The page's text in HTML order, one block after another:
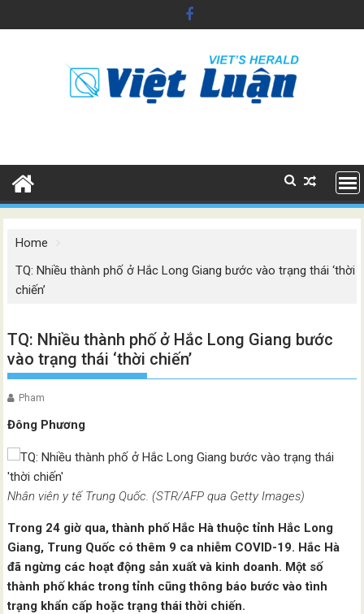
to
Home
TQ: Nhiều thành phố ở Hắc Long Giang bước vào trạng thái ‘thời
chiến’
TQ: Nhiều thành phố ở Hắc Long Giang bước
vào trạng thái ‘thời chiến’
Pham
Đông Phương
Nhân viên y tế Trung Quốc. (STR/AFP qua Getty Images)
Trong 24 giờ qua, thành phố Hắc Hà thuộc tỉnh Hắc Long
Giang, Trung Quốc có thêm 9 ca nhiễm COVID-19. Hắc Hà
đã ngừng các hoạt động sản xuất và kinh doanh. Một số
thành phố khác trong tỉnh cũng thông báo bước vào tình
trạng khẩn cấp hoặc trạng thái thời chiến.